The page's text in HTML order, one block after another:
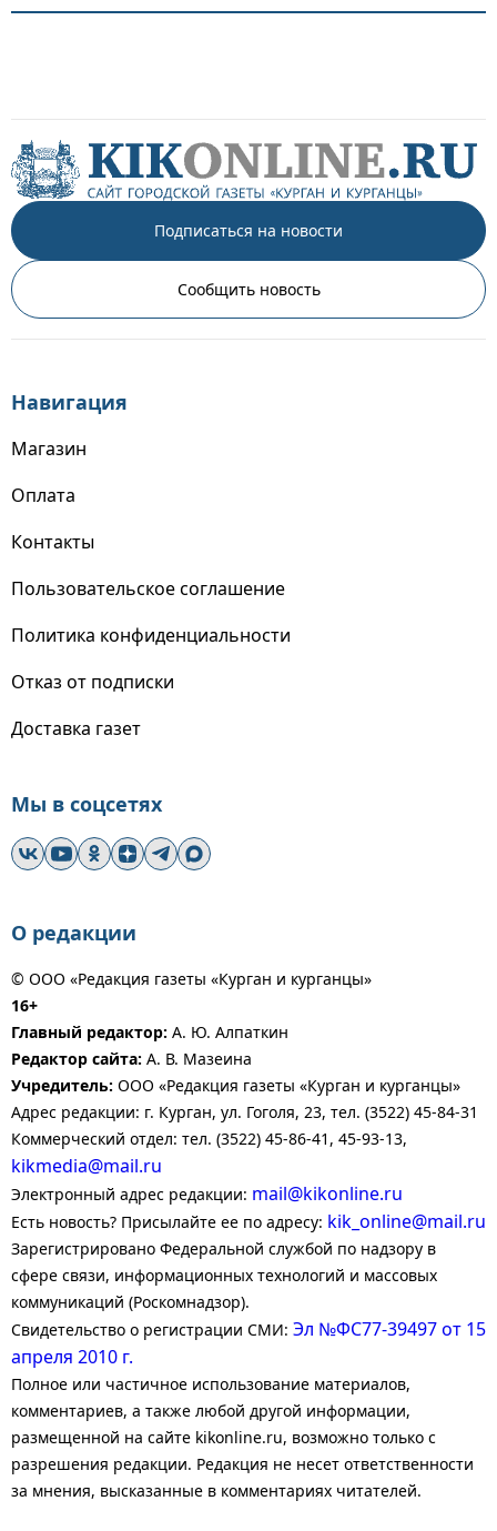
Подписаться на новости
Сообщить новость
Навигация
Магазин
Оплата
Контакты
Пользовательское соглашение
Политика конфиденциальности
Отказ от подписки
Доставка газет
Мы в соцсетях
О редакции
© ООО «Редакция газеты «Курган и курганцы»
16+
Главный редактор: А. Ю. Алпаткин
Редактор сайта: А. В. Мазеина
Учредитель: ООО «Редакция газеты «Курган и курганцы»
Адрес редакции: г. Курган, ул. Гоголя, 23, тел. (3522) 45-84-31
Коммерческий отдел: тел. (3522) 45-86-41, 45-93-13,
kikmedia@mail.ru
Электронный адрес редакции: mail@kikonline.ru
Есть новость? Присылайте ее по адресу: kik_online@mail.ru
Зарегистрировано Федеральной службой по надзору в
сфере связи, информационных технологий и массовых
коммуникаций (Роскомнадзор).
Свидетельство о регистрации СМИ: Эл №ФС77-39497 от 15
апреля 2010 г.
Полное или частичное использование материалов,
комментариев, а также любой другой информации,
размещенной на сайте kikonline.ru, возможно только с
разрешения редакции. Редакция не несет ответственности
за мнения, высказанные в комментариях читателей.